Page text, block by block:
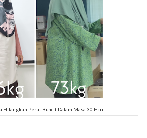
Hilangkan Perut Buncit Dalam Masa 30 Hari